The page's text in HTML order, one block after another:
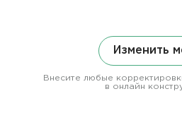
Изменить
Внесите любые
в онлайн